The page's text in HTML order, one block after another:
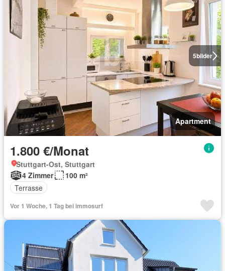
5bilder
Apartment
1.800 €/Monat
Stuttgart-Ost, Stuttgart
4 Zimmer
100 m²
Terrasse
Vor 1 Woche, 1 Tag bei immosurf